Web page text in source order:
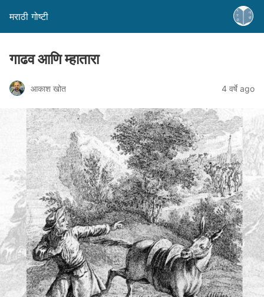
मराठी गोष्टी
गाढव आणि म्हातारा
आकाश खोत 4 वर्षे ago